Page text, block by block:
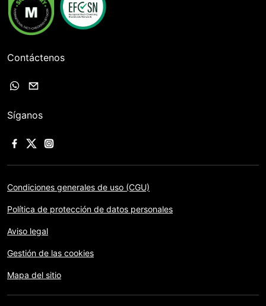
Contáctenos
Síganos
Condiciones generales de uso (CGU)
Política de protección de datos personales
Aviso legal
Gestión de las cookies
Mapa del sitio